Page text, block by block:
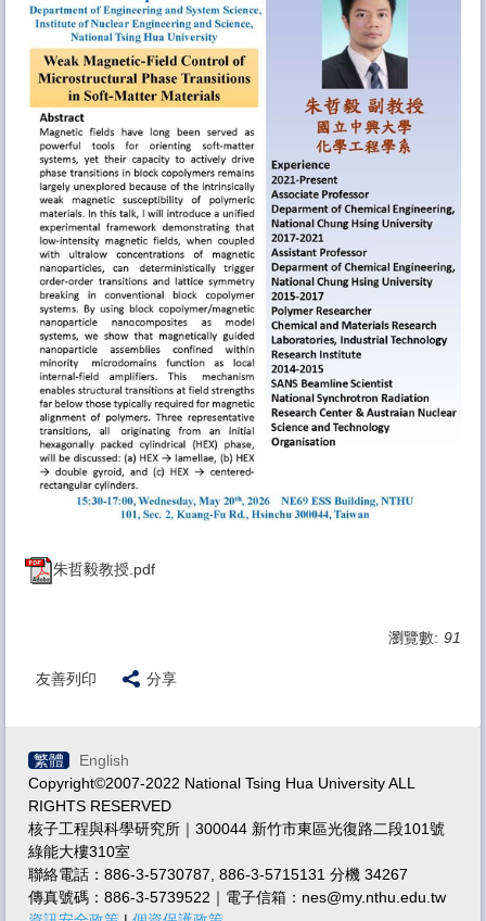
特色儀器技術服務
聯絡方式
朱哲毅教授.pdf
瀏覽數: 91
友善列印 分享
繁體
English
Copyright©2007-2022 National Tsing Hua University ALL
RIGHTS RESERVED
核子工程與科學研究所｜300044 新竹市東區光復路二段101號
綠能大樓310室
聯絡電話：886-3-5730787, 886-3-5715131 分機 34267
傳真號碼：886-3-5739522｜電子信箱：nes@my.nthu.edu.tw